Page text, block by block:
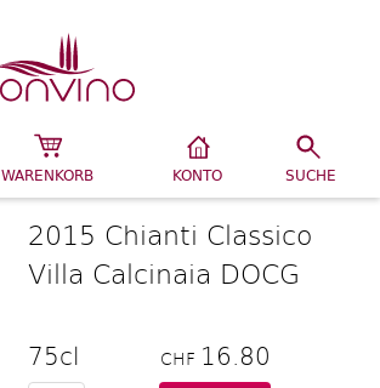
WARENKORB KONTO SUCHE
2015 Chianti Classico
Villa Calcinaia DOCG
75cl CHF 16.80